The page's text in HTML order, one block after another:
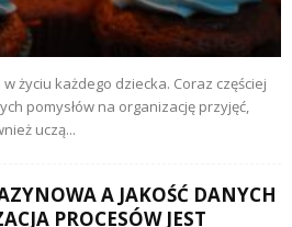
życiu każdego dziecka. Coraz częściej
pomysłów na organizację przyjęć,
uczą...
A JAKOŚĆ DANYCH
PROCESÓW JEST